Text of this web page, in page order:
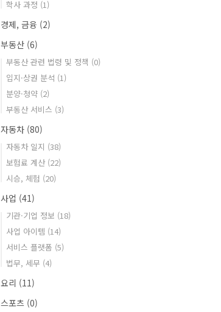
학사 과정 (1)
경제, 금융 (2)
부동산 (6)
부동산 관련 법령 및 정책 (0)
입지·상권 분석 (1)
분양·청약 (2)
부동산 서비스 (3)
자동차 (80)
자동차 일지 (38)
보험료 계산 (22)
시승, 체험 (20)
사업 (41)
기관·기업 정보 (18)
사업 아이템 (14)
서비스 플랫폼 (5)
법무, 세무 (4)
요리 (11)
스포츠 (0)